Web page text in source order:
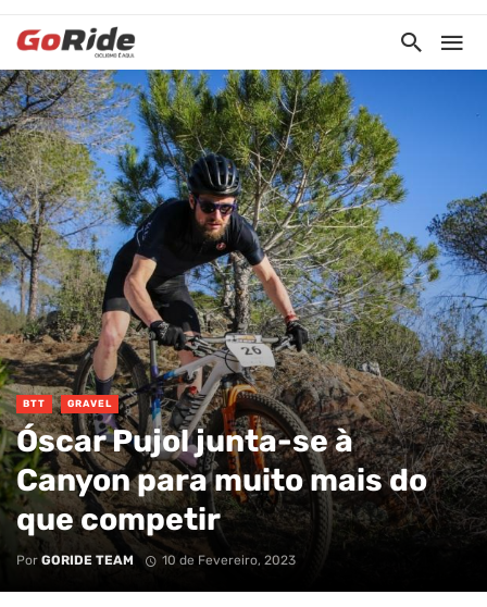
BTT GRAVEL
Óscar Pujol junta-se à
Canyon para muito mais do
que competir
Por GORIDE TEAM 10 de Fevereiro, 2023